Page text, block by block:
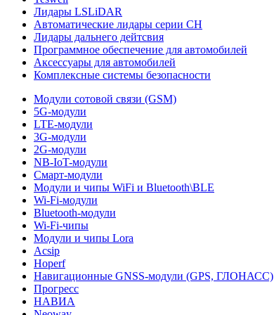
Лидары LSLiDAR
Автоматические лидары серии CH
Лидары дальнего дейтсвия
Программное обеспечение для автомобилей
Аксессуары для автомобилей
Комплексные системы безопасности
Модули сотовой связи (GSM)
5G-модули
LTE-модули
3G-модули
2G-модули
NB-IoT-модули
Смарт-модули
Модули и чипы WiFi и Bluetooth\BLE
Wi-Fi-модули
Bluetooth-модули
Wi-Fi-чипы
Модули и чипы Lora
Acsip
Hoperf
Навигационные GNSS-модули (GPS, ГЛОНАСС)
Прогресс
НАВИА